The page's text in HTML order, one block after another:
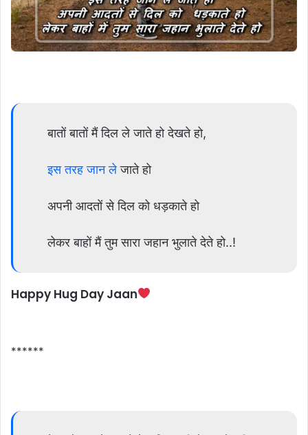
बातों बातों मैं दिल ले जाते हो देखते हो,
इस तरह जान लेजाते हो
अपनी आदतों से दिल को धड़काते हो
लेकर बाहों मैं तुम सारा जहान भुलाते देते हो..!
Happy Hug Day Jaan
******